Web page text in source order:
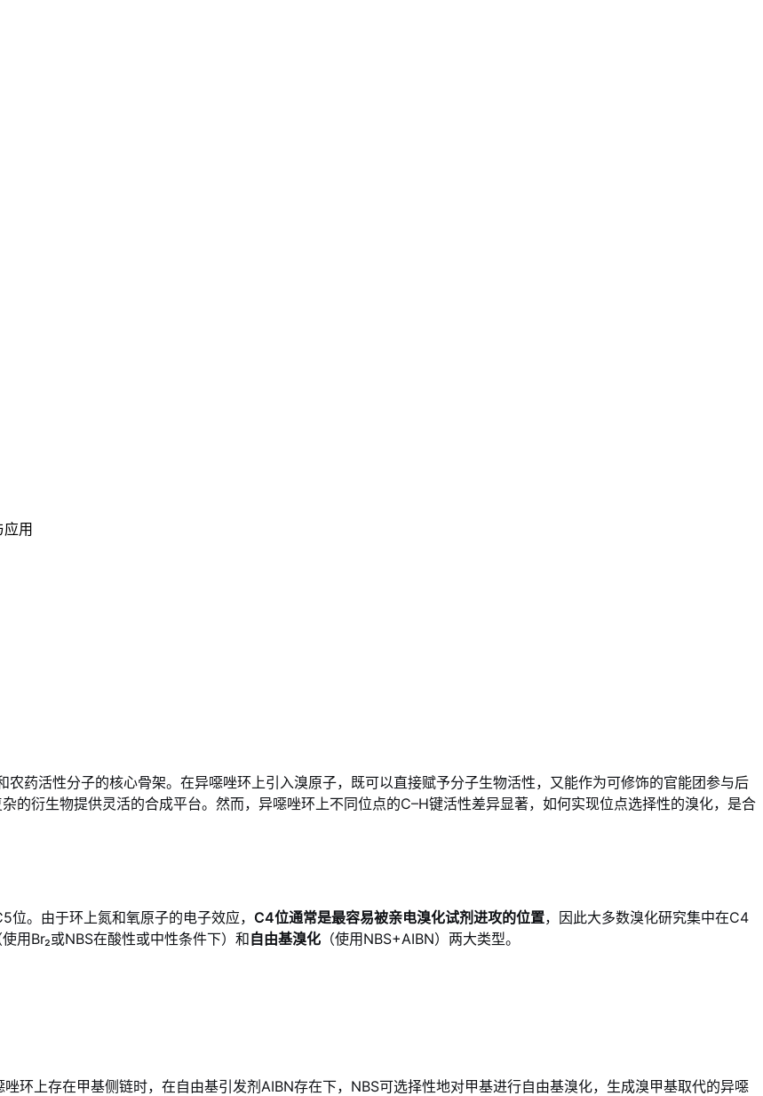
用
药活性分子的核心骨架。在异噁唑环上引入溴原子，既可以直接赋予分子生物活性，又能作为可修饰的官能团参与后
衍生物提供灵活的合成平台。然而，异噁唑环上不同位点的C–H键活性差异显著，如何实现位点选择性的溴化，是合
。由于环上氮和氧原子的电子效应， C4位通常是最容易被亲电溴化试剂进攻的位置，因此大多数溴化研究集中在C4
使用Br₂或NBS在酸性或中性条件下）和自由基溴化 （使用NBS+AIBN）两大类型。
环上存在甲基侧链时，在自由基引发剂AIBN存在下，NBS可选择性地对甲基进行自由基溴化，生成溴甲基取代的异噁